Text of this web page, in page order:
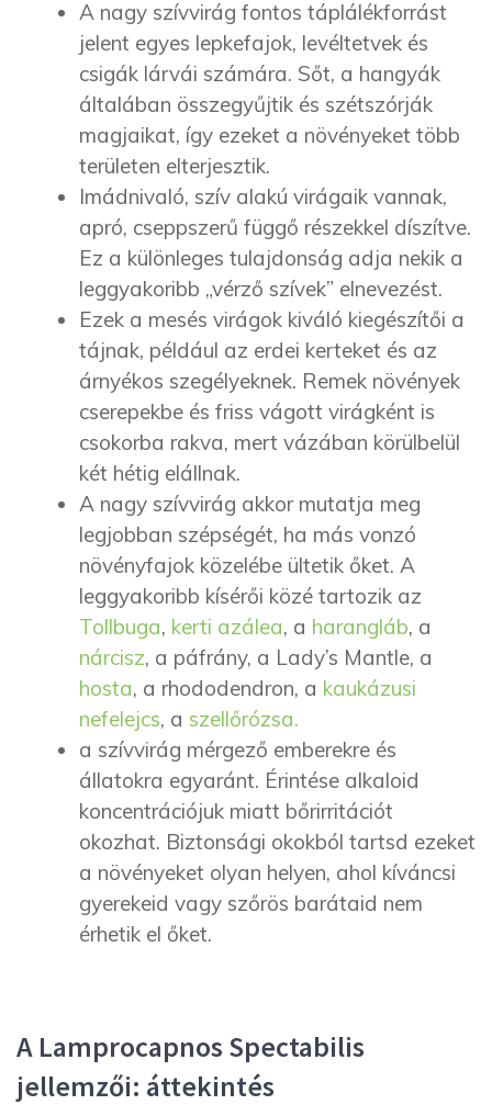
A nagy szívvirág fontos táplálékforrást
jelent egyes lepkefajok, levéltetvek és
csigák lárvái számára. Sőt, a hangyák
általában összegyűjtik és szétszórják
magjaikat, így ezeket a növényeket több
területen elterjesztik.
Imádnivaló, szív alakú virágaik vannak,
apró, cseppszerű függő részekkel díszítve.
Ez a különleges tulajdonság adja nekik a
leggyakoribb „vérző szívek” elnevezést.
Ezek a mesés virágok kiváló kiegészítői a
tájnak, például az erdei kerteket és az
árnyékos szegélyeknek. Remek növények
cserepekbe és friss vágott virágként is
csokorba rakva, mert vázában körülbelül
két hétig elállnak.
A nagy szívvirág akkor mutatja meg
legjobban szépségét, ha más vonzó
növényfajok közelébe ültetik őket. A
leggyakoribb kísérői közé tartozik az
Tollbuga, kerti azálea, a harangláb, a
nárcisz, a páfrány, a Lady’s Mantle, a
hosta, a rhododendron, a kaukázusi
nefelejcs, a szellőrózsa.
a szívvirág mérgező emberekre és
állatokra egyaránt. Érintése alkaloid
koncentrációjuk miatt bőrirritációt
okozhat. Biztonsági okokból tartsd ezeket
a növényeket olyan helyen, ahol kíváncsi
gyerekeid vagy szőrös barátaid nem
érhetik el őket.
A Lamprocapnos Spectabilis
jellemzői: áttekintés